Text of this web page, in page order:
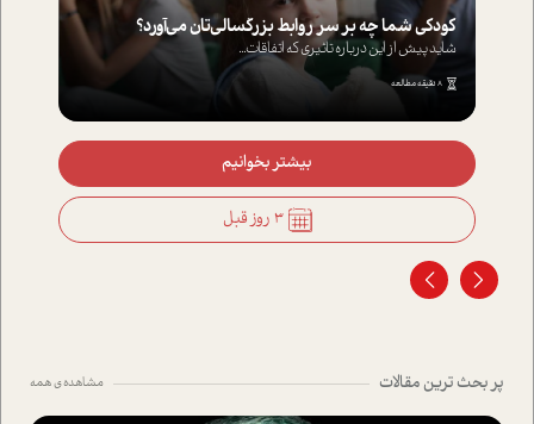
کودکی شما چه بر سر روابط بزرگسالی‌تان می‌آورد؟
شاید پیش از این درباره تاثیری که اتفاقات...
8 دقیقه مطالعه
بیشتر بخوانیم
3 روز قبل
پر بحث ترین مقالات مشاهده ی همه